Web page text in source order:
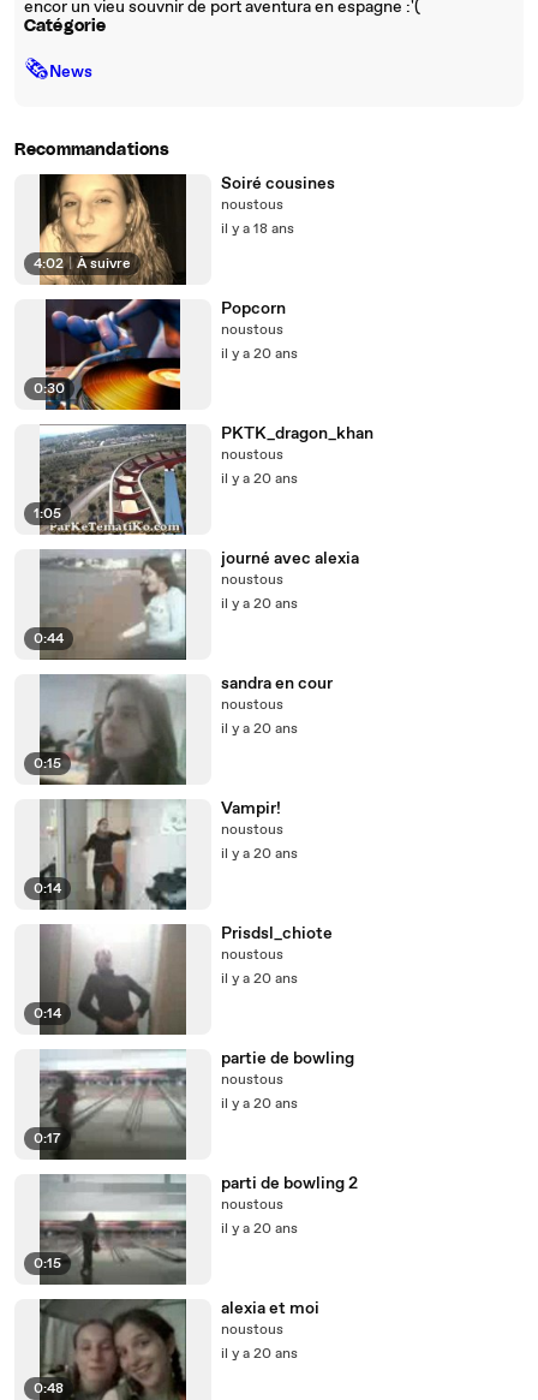
encor un vieu souvnir de port aventura en espagne :'(
Catégorie
🗞News
Recommandations
4:02 | À suivre
Soiré cousines
noustous
il y a 18 ans
0:30
Popcorn
noustous
il y a 20 ans
1:05
PKTK_dragon_khan
noustous
il y a 20 ans
0:44
journé avec alexia
noustous
il y a 20 ans
0:15
sandra en cour
noustous
il y a 20 ans
0:14
Vampir!
noustous
il y a 20 ans
0:14
Prisdsl_chiote
noustous
il y a 20 ans
0:17
partie de bowling
noustous
il y a 20 ans
0:15
parti de bowling 2
noustous
il y a 20 ans
0:48
alexia et moi
noustous
il y a 20 ans